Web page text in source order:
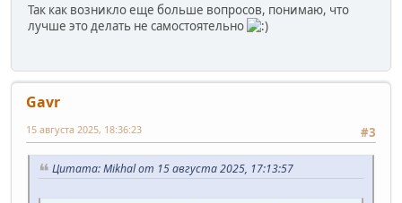
Так как возникло еще больше вопросов, понимаю, что
лучше это делать не самостоятельно
Gavr
#3
15 августа 2025, 18:36:23
Цитата: Mikhal от 15 августа 2025, 17:13:57